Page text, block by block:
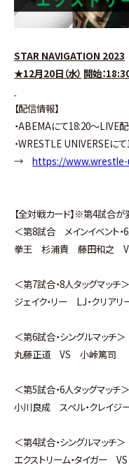
STAR NAVIGATION 2023
★12月20日（水） 開始：
【配信情報】
・ABEMAにて18:20〜
・WRESTLE UNIVERSEに
→https://www.wrestle-
【全対戦カード】※第4試合
＜第8試合 メインイベント・
拳王 杉浦貴 藤田和之
＜第7試合・8人タッグマッチ＞
ジェイク・リー LJ・ク
＜第6試合・シングルマッチ＞
丸藤正道 VS 小峠篤司
＜第5試合・6人タッグマッチ＞
小川良成 スペル・クレイ
＜第4試合・シングルマッチ＞
エクストリーム・タイガー